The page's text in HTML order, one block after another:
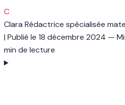
C
Clara Rédactrice spécialisée
| Publié le 18 décembre 2024 —
min de lecture